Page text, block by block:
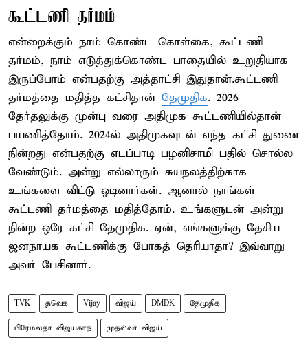
கூட்டணி தர்மம்
என்றைக்கும் நாம் கொண்ட கொள்கை, கூட்டணி
தர்மம், நாம் எடுத்துக்கொண்ட பாதையில் உறுதியாக
இருப்போம் என்பதற்கு அத்தாட்சி இதுதான்.கூட்டணி
தர்மத்தை மதித்த கட்சிதான் தேமுதிக. 2026
தேர்தலுக்கு முன்பு வரை அதிமுக கூட்டணியில்தான்
பயணித்தோம். 2024ல் அதிமுகவுடன் எந்த கட்சி துணை
நின்றது என்பதற்கு எடப்பாடி பழனிசாமி பதில் சொல்ல
வேண்டும். அன்று எல்லாரும் சுயநலத்திற்காக
உங்களை விட்டு ஓடினார்கள். ஆனால் நாங்கள்
கூட்டணி தர்மத்தை மதித்தோம். உங்களுடன் அன்று
நின்ற ஒரே கட்சி தேமுதிக. ஏன், எங்களுக்கு தேசிய
ஜனநாயக கூட்டணிக்கு போகத் தெரியாதா? இவ்வாறு
அவர் பேசினார்.
TVK தவெக Vijay விஜய் DMDK தேமுதிக
பிரேமலதா விஜயகாந் முதல்வர் விஜய்